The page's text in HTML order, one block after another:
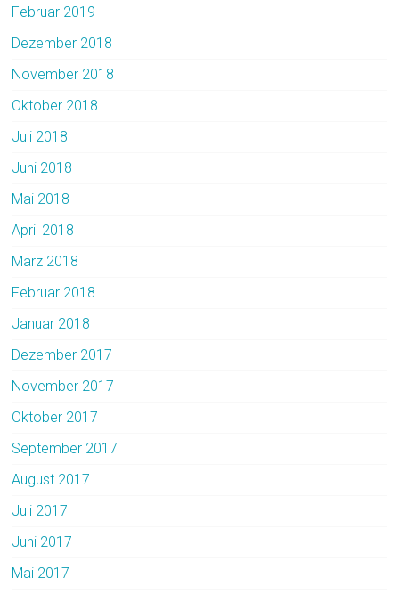
Februar 2019
Dezember 2018
November 2018
Oktober 2018
Juli 2018
Juni 2018
Mai 2018
April 2018
März 2018
Februar 2018
Januar 2018
Dezember 2017
November 2017
Oktober 2017
September 2017
August 2017
Juli 2017
Juni 2017
Mai 2017